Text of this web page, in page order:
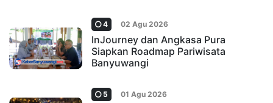
4 02 Agu 2026
InJourney dan Angkasa Pura
Siapkan Roadmap Pariwisata
Banyuwangi
5 01 Agu 2026